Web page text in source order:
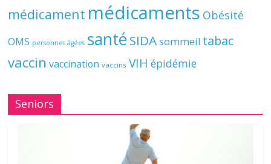
médicament médicaments Obésité
OMS personnes âgées santé SIDAsommeil tabac
vaccin vaccination vaccins VIH épidémie
Seniors